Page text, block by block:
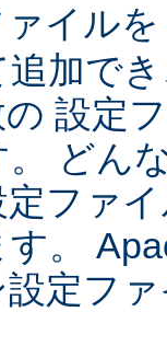
ァイル
加で
設定
どん
ファ
。
定フ